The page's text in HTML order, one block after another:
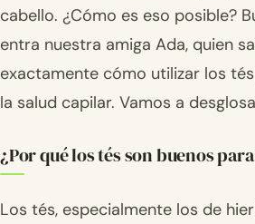
cabello. ¿Cómo es eso posible?
entra nuestra amiga Ada, quien
exactamente cómo utilizar los
la salud capilar. Vamos a
¿Por qué los tés son buenos
Los tés, especialmente los de